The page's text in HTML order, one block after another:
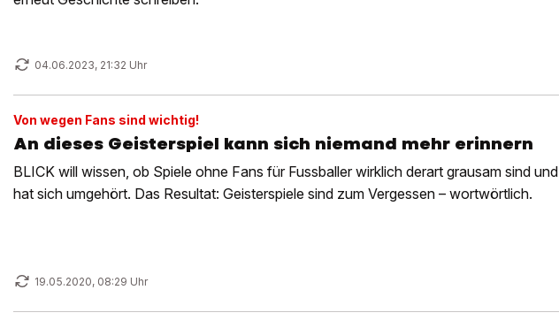
04.06.2023, 21:32 Uhr
Von wegen Fans sind wichtig!
An dieses Geisterspiel kann sich niemand mehr erinnern
BLICK will wissen, ob Spiele ohne Fans für Fussballer wirklich derart grausam sind und
hat sich umgehört. Das Resultat: Geisterspiele sind zum Vergessen – wortwörtlich.
19.05.2020, 08:29 Uhr